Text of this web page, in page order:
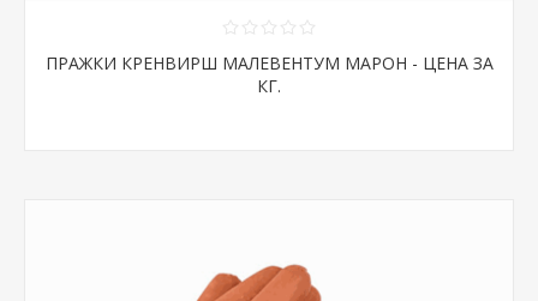
ПРАЖКИ КРЕНВИРШ МАЛЕВЕНТУМ МАРОН - ЦЕНА ЗА
КГ.